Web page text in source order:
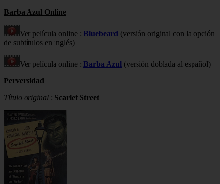
Barba Azul Online
Ver película online : Bluebeard (versión original con la opción
de subtítulos en inglés)
Ver película online : Barba Azul (versión doblada al español)
Perversidad
Título original : Scarlet Street